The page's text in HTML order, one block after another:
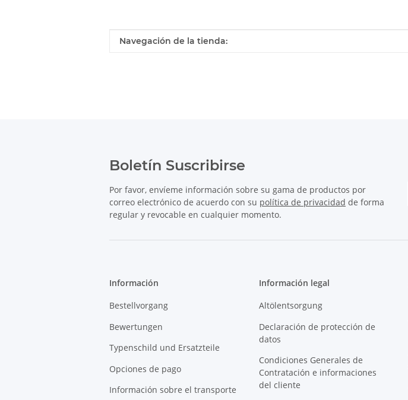
Valor
Fabricante
Navegación de la tienda:
Boletín Suscribirse
Por favor, envíeme información sobre su gama de productos por
correo electrónico de acuerdo con su política de privacidad de forma
regular y revocable en cualquier momento.
Información
Bestellvorgang
Bewertungen
Typenschild und Ersatzteile
Opciones de pago
Información sobre el transporte
Información legal
Altölentsorgung
Declaración de protección de
datos
Condiciones Generales de
Contratación e informaciones
del cliente